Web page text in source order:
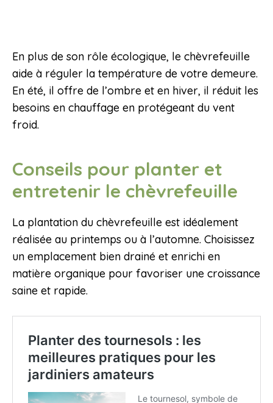
En plus de son rôle écologique, le chèvrefeuille
aide à réguler la température de votre demeure.
En été, il offre de l’ombre et en hiver, il réduit les
besoins en chauffage en protégeant du vent
froid.
Conseils pour planter et
entretenir le chèvrefeuille
La plantation du chèvrefeuille est idéalement
réalisée au printemps ou à l’automne. Choisissez
un emplacement bien drainé et enrichi en
matière organique pour favoriser une croissance
saine et rapide.